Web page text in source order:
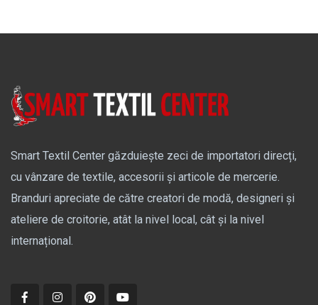
Smart Textil Center găzduiește zeci de importatori direcți,
cu vânzare de textile, accesorii și articole de mercerie.
Branduri apreciate de către creatori de modă, designeri și
ateliere de croitorie, atât la nivel local, cât și la nivel
internațional.